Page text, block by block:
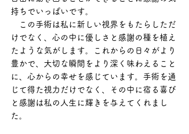
持ちでいっぱいです。
この手術は私に新しい視界をもたらしただ
けでなく、心の中に優しさと感謝の種を植え
たような気がします。これからの日々がより
豊かで、大切な瞬間をより深く味わえること
に、心からの幸せを感じています。手術を通
じて得た視力だけでなく、その中に宿る喜び
と感謝は私の人生に輝きを与えてくれまし
た。